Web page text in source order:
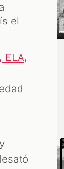
el